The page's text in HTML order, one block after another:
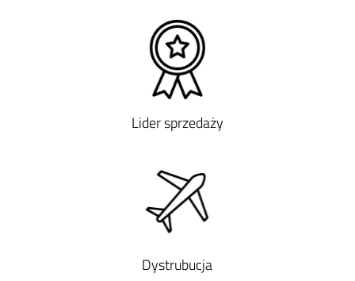
Lider sprzedaży
Dystrubucja